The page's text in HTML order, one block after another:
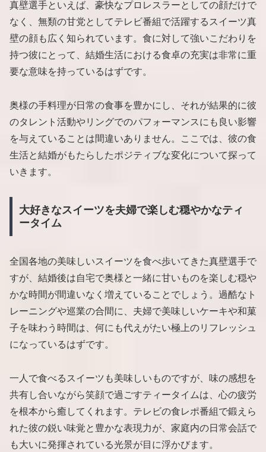
真壁選手といえば、豪快なプロレスラーとしての顔だけで
なく、無類の甘党としてテレビ番組で活躍するスイーツ真
壁の顔も広く知られています。食に対して強いこだわりを
持つ彼にとって、結婚生活における食卓の充実は非常に重
要な意味を持っているはずです。
奥様の手料理が日常の食事を豊かにし、それが結果的に彼
のタレント活動やリングでのパフォーマンスにも良い影響
を与えていることは間違いありません。ここでは、彼の食
生活と結婚がもたらしたポジティブな変化について探って
いきます。
大好きなスイーツを夫婦で楽しむ穏やかなティ
ータイム
全国各地の美味しいスイーツを食べ歩いてきた真壁選手で
すが、結婚後は自宅で奥様と一緒に甘いものを楽しむ穏や
かな時間が間違いなく増えていることでしょう。過酷なト
レーニングや巡業の合間に、夫婦で美味しいケーキや和菓
子を味わう時間は、何にも代えがたい極上のリフレッシュ
になっているはずです。
一人で食べるスイーツも美味しいものですが、味の感想を
共有し合いながら笑顔で過ごすティータイムは、心の疲労
を根本から癒してくれます。テレビの食レポ番組で鍛えら
れた彼の鋭い味覚と豊かな表現力が、家庭内の日常会話で
も大いに発揮されている光景が目に浮かびます。